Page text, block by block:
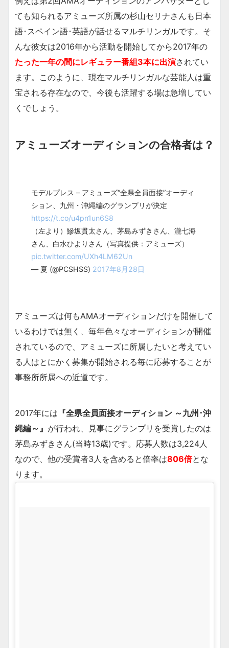
ても知られるアミューズ所属の杉山セリナさんも日本
語･スペイン語･英語が話せるマルチリンガルです。そ
んな彼女は2016年から活動を開始してから2017年の
たった一年の間にレギュラー番組3本に出演されてい
ます。このように、現在マルチリンガルな芸能人は重
宝される存在なので、今後も活躍する場は急増してい
くでしょう。
アミューズオーディションの合格者は？
モデルプレス – アミューズ“全県全員面接”オーディ
ション、九州・沖縄編のグランプリが決定
https://t.co/u4pn1un6S8
（左より）鰺坂貫太さん、茅島みずきさん、瀧七海
さん、白水ひよりさん（写真提供：アミューズ）
pic.twitter.com/UXh4LM62Un
— 夏 (@PCSHSS) 2017年8月28日
アミューズは何もAMAオーディションだけを開催して
いるわけでは無く、毎年色々なオーディションが開催
されているので、アミューズに所属したいと考えてい
る人はとにかく募集が開始される毎に応募することが
事務所所属への近道です。
2017年には 『全県全員面接オーディション ～九州･沖
縄編～』 が行われ、見事にグランプリを受賞したのは
茅島みずきさん(当時13歳)です。応募人数は3,224人
なので、他の受賞者3人を含めると倍率は806倍とな
ります。